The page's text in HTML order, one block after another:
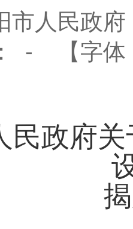
市人民政府
- 【字
民政府